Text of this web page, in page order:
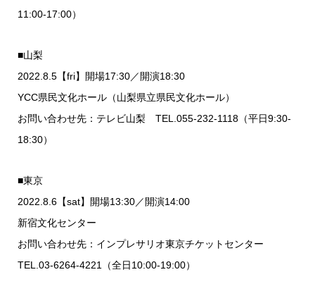
11:00-17:00）
■山梨
2022.8.5【fri】開場17:30／開演18:30
YCC県民文化ホール（山梨県立県民文化ホール）
お問い合わせ先：テレビ山梨 TEL.055-232-1118（平日9:30-
18:30）
■東京
2022.8.6【sat】開場13:30／開演14:00
新宿文化センター
お問い合わせ先：インプレサリオ東京チケットセンター
TEL.03-6264-4221（全日10:00-19:00）